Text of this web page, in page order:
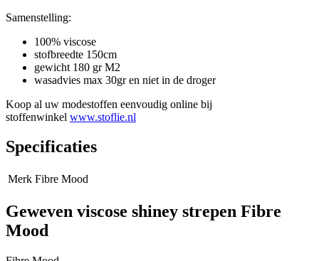
Samenstelling:
100% viscose
stofbreedte 150cm
gewicht 180 gr M2
wasadvies max 30gr en niet in de droger
Koop al uw modestoffen eenvoudig online bij
stoffenwinkel www.stoflie.nl
Specificaties
Merk Fibre Mood
Geweven viscose shiney strepen Fibre
Mood